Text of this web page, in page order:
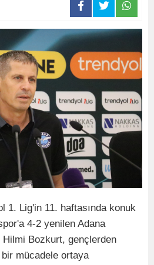
1. Lig'in 11. haftasında konuk
4-2 yenilen Adana
Bozkurt, gençlerden
mücadele ortaya